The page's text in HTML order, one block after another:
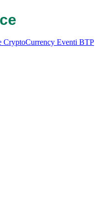
CryptoCurrency Eventi BTP